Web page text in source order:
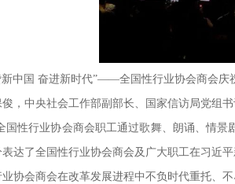
中国 奋进新时代”——全国性行业协会商会庆
，中央社会工作部副部长、国家信访局党组
国性行业协会商会职工通过歌舞、朗诵、情
达了全国性行业协会商会及广大职工在习近
协会商会在改革发展进程中不负时代重托、